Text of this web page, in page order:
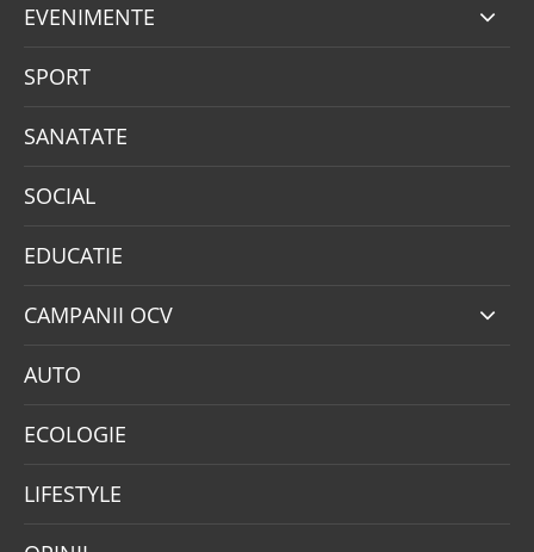
EVENIMENTE
SPORT
SANATATE
SOCIAL
EDUCATIE
CAMPANII OCV
AUTO
ECOLOGIE
LIFESTYLE